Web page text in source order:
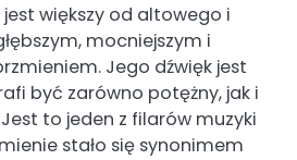
większy od altowego i
mocniejszym i
Jego dźwięk jest
być zarówno potężny, jak i
to jeden z filarów muzyki
stało się synonimem